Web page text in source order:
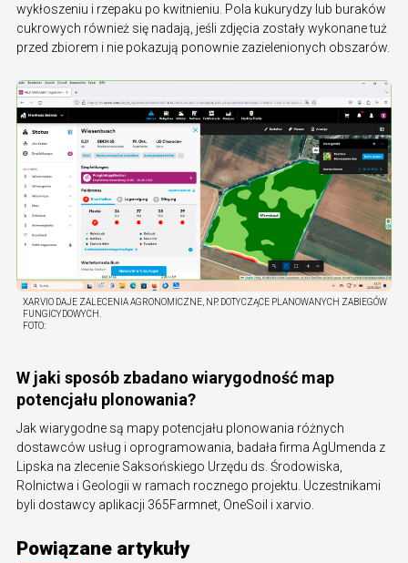
wykłoszeniu i rzepaku po kwitnieniu. Pola kukurydzy lub buraków
cukrowych również się nadają, jeśli zdjęcia zostały wykonane tuż
przed zbiorem i nie pokazują ponownie zazielenionych obszarów.
XARVIO DAJE ZALECENIA AGRONOMICZNE, NP. DOTYCZĄCE PLANOWANYCH ZABIEGÓW
FUNGICYDOWYCH.
FOTO:
W jaki sposób zbadano wiarygodność map
potencjału plonowania?
Jak wiarygodne są mapy potencjału plonowania różnych
dostawców usług i oprogramowania, badała firma AgUmenda z
Lipska na zlecenie Saksońskiego Urzędu ds. Środowiska,
Rolnictwa i Geologii w ramach rocznego projektu. Uczestnikami
byli dostawcy aplikacji 365Farmnet, OneSoil i xarvio.
Powiązane artykuły